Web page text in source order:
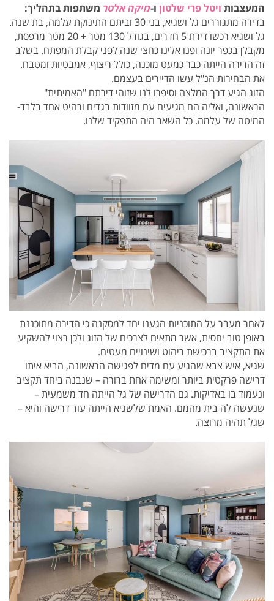
המעצבות ויטל פרי שלטון ו-מיקה אלטר משתפות בתהליך:
בדירה מתגוררים גל ושגיא, בני 30 וביתם התינוקת עלמה, בת שנה.
גל ושגיא רכשו דירת 5 חדרים, בגודל 130 מטר + 20 מטר מרפסת,
מקבלן בכפר יונה ופנו אלינו כחצי שנה לפני קבלת המפתח. בשלב
זה הדירה הייתה כבר כמעט מוכנה, כולל ריצוף, אמבטיות ומטבח.
את הבחירות הנ"ל עשו הדיירים בעצמם.
הזוג הגיע דרך המלצה וסיפרו לנו שזוהי דירתם "האמיתית"
הראשונה, ואליה הם מגיעים עם מזוודותבגדים ורהיט אחד בלבד-
המיטה של עלמה. כל השאר היה התפקיד שלנו.
לאחר מעבר על התוכניות הגענו יחד למסקנה כי הדירה מתוכננת
באופן טוב יחסית, אשר מתאים לצרכים של הזוג ולכן רצוי להשקיע
את התקציב ברכישת ריהוט ושינויים מעטים.
שגיא, איש צבא שהגיע עם מדים לפגישה הראשונה, הביא איתו
דרישה פרקטית ביותר ומשימה אחת ברורה – שנבנה ביחד תקציב
ונעמוד בו באדיקות. גם הדרישה של גל הייתה חד משמעית –
שנעשה לה בית מהמם. האמת שלשגיא הייתה עוד דרישה והיא –
שגל תהיה מרוצה.